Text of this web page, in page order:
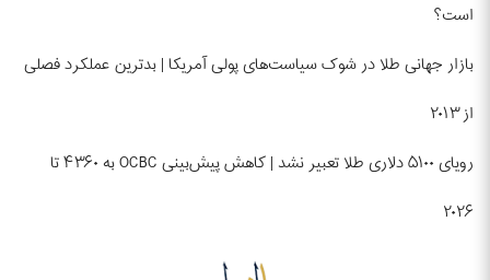
است؟
بازار جهانی طلا در شوک سیاست‌های پولی آمریکا | بدترین عملکرد فصلی
از ۲۰۱۳
رویای ۵۱۰۰ دلاری طلا تعبیر نشد | کاهش پیش‌بینی OCBC به ۴۳۶۰ تا
۲۰۲۶